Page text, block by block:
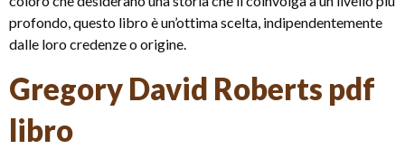
profondo, questo libro è un’ottima scelta, indipendentemente
dalle loro credenze o origine.
Gregory David Roberts pdf
libro